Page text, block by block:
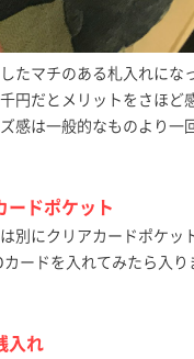
たマチのある札入れにな
千円だとメリットをさほ
感は一般的なものより一
ードポケット
別にクリアカードポケッ
カードを入れてみたら入
入れ